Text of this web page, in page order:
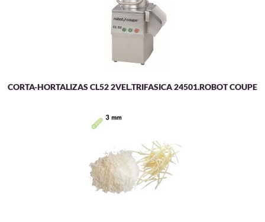
CORTA-HORTALIZAS CL52 2VEL.TRIFASICA 24501.ROBOT COUPE